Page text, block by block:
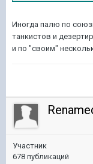
Иногда палю по
танкистов и
и по "своим"
Участник
678 публикаций